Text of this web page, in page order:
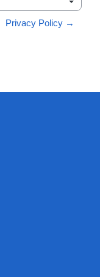
Privacy Policy →